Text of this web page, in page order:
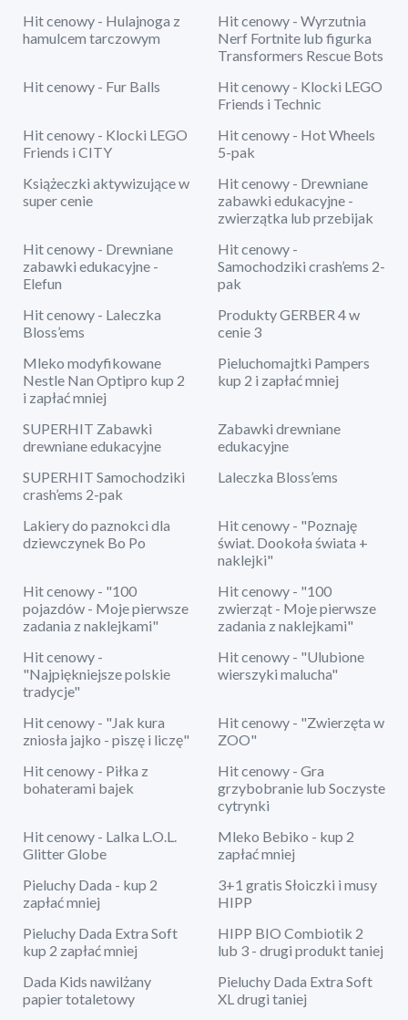
Hit cenowy - Hulajnoga z
hamulcem tarczowym
Hit cenowy - Wyrzutnia
Nerf Fortnite lub figurka
Transformers Rescue Bots
Hit cenowy - Fur Balls
Hit cenowy - Klocki LEGO
Friends i Technic
Hit cenowy - Klocki LEGO
Friends i CITY
Hit cenowy - Hot Wheels
5-pak
Książeczki aktywizujące w
super cenie
Hit cenowy - Drewniane
zabawki edukacyjne -
zwierzątka lub przebijak
Hit cenowy - Drewniane
zabawki edukacyjne -
Elefun
Hit cenowy -
Samochodziki crash’ems 2-
pak
Hit cenowy - Laleczka
Bloss’ems
Produkty GERBER 4 w
cenie 3
Mleko modyfikowane
Nestle Nan Optipro kup 2
i zapłać mniej
Pieluchomajtki Pampers
kup 2 i zapłać mniej
SUPERHIT Zabawki
drewniane edukacyjne
Zabawki drewniane
edukacyjne
SUPERHIT Samochodziki
crash’ems 2-pak
Laleczka Bloss’ems
Lakiery do paznokci dla
dziewczynek Bo Po
Hit cenowy - "Poznaję
świat. Dookoła świata +
naklejki"
Hit cenowy - "100
pojazdów - Moje pierwsze
zadania z naklejkami"
Hit cenowy - "100
zwierząt - Moje pierwsze
zadania z naklejkami"
Hit cenowy -
"Najpiękniejsze polskie
tradycje"
Hit cenowy - "Ulubione
wierszyki malucha"
Hit cenowy - "Jak kura
zniosła jajko - piszę i liczę"
Hit cenowy - "Zwierzęta w
ZOO"
Hit cenowy - Piłka z
bohaterami bajek
Hit cenowy - Gra
grzybobranie lub Soczyste
cytrynki
Hit cenowy - Lalka L.O.L.
Glitter Globe
Mleko Bebiko - kup 2
zapłać mniej
Pieluchy Dada - kup 2
zapłać mniej
3+1 gratis Słoiczki i musy
HIPP
Pieluchy Dada Extra Soft
kup 2 zapłać mniej
HIPP BIO Combiotik 2
lub 3 - drugi produkt taniej
Dada Kids nawilżany
papier totaletowy
Pieluchy Dada Extra Soft
XL drugi taniej